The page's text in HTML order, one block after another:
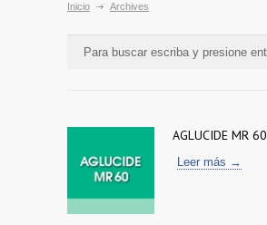
Inicio Archives
AGLUCIDE MR 60
Leer más →